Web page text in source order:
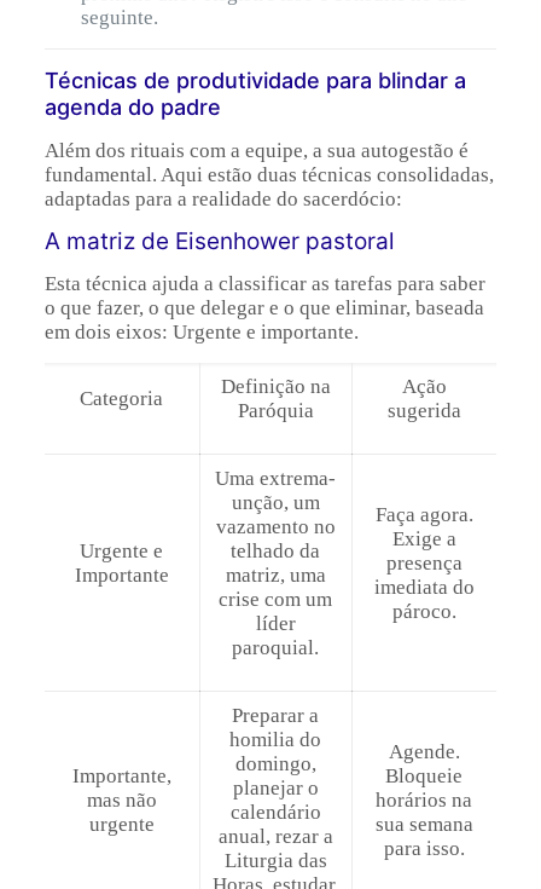
seguinte.
Técnicas de produtividade para blindar a
agenda do padre
Além dos rituais com a equipe, a sua autogestão é
fundamental. Aqui estão duas técnicas consolidadas,
adaptadas para a realidade do sacerdócio:
A matriz de Eisenhower pastoral
Esta técnica ajuda a classificar as tarefas para saber
o que fazer, o que delegar e o que eliminar, baseada
em dois eixos: Urgente e importante.
Categoria
Definição na
Paróquia
Ação
sugerida
Urgente e
Importante
Uma extrema-
unção, um
vazamento no
telhado da
matriz, uma
crise com um
líder
paroquial.
Faça agora.
Exige a
presença
imediata do
pároco.
Importante,
mas não
urgente
Preparar a
homilia do
domingo,
planejar o
calendário
anual, rezar a
Liturgia das
Agende.
Bloqueie
horários na
sua semana
para isso.